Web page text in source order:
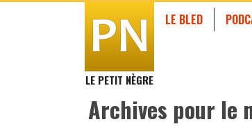
LE PETIT NÈGRE
LE BLED
Archives pour le